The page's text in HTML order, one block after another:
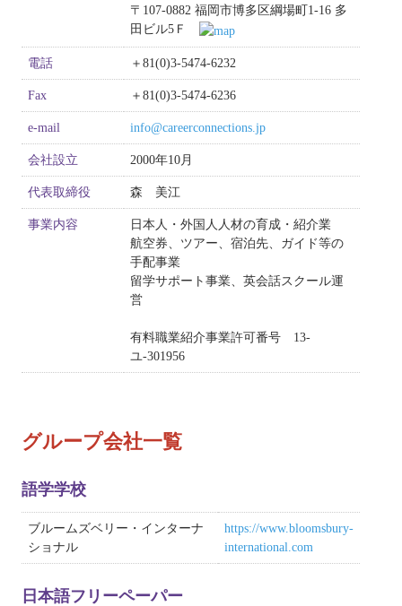
〒107-0882 福岡市博多区綱場町1-16 多
田ビル5Ｆ
電話 ＋81(0)3-5474-6232
Fax ＋81(0)3-5474-6236
e-mail info@careerconnections.jp
会社設立 2000年10月
代表取締役 森 美江
事業内容
日本人・外国人人材の育成・紹介業
航空券、ツアー、宿泊先、ガイド等の
手配事業
留学サポート事業、英会話スクール運
営
有料職業紹介事業許可番号 13-
ユ-301956
グループ会社一覧
語学学校
ブルームズベリー・インターナ
ショナル
https://www.bloomsbury-
international.com
日本語フリーペーパー